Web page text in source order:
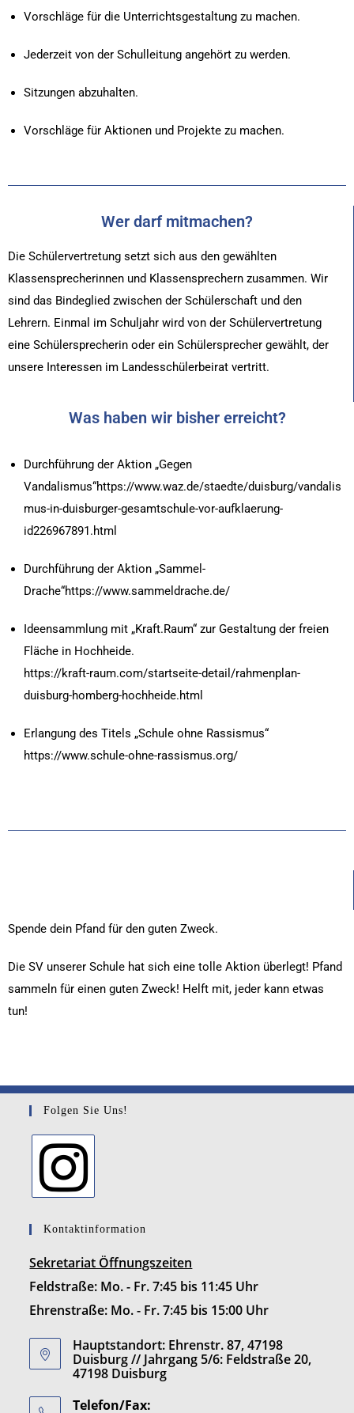
Vorschläge für die Unterrichtsgestaltung zu machen.
Jederzeit von der Schulleitung angehört zu werden.
Sitzungen abzuhalten.
Vorschläge für Aktionen und Projekte zu machen.
Wer darf mitmachen?
Die Schülervertretung setzt sich aus den gewählten
Klassensprecherinnen und Klassensprechern zusammen. Wir
sind das Bindeglied zwischen der Schülerschaft und den
Lehrern. Einmal im Schuljahr wird von der Schülervertretung
eine Schülersprecherin oder ein Schülersprecher gewählt, der
unsere Interessen im Landesschülerbeirat vertritt.
Was haben wir bisher erreicht?
Durchführung der Aktion „Gegen
Vandalismus“https://www.waz.de/staedte/duisburg/vandalis
mus-in-duisburger-gesamtschule-vor-aufklaerung-
id226967891.html
Durchführung der Aktion „Sammel-
Drache“https://www.sammeldrache.de/
Ideensammlung mit „Kraft.Raum“ zur Gestaltung der freien
Fläche in Hochheide.
https://kraft-raum.com/startseite-detail/rahmenplan-
duisburg-homberg-hochheide.html
Erlangung des Titels „Schule ohne Rassismus“
https://www.schule-ohne-rassismus.org/
Spende dein Pfand für den guten Zweck.
Die SV unserer Schule hat sich eine tolle Aktion überlegt! Pfand
sammeln für einen guten Zweck! Helft mit, jeder kann etwas
tun!
Folgen Sie Uns!
Kontaktinformation
Sekretariat Öffnungszeiten
Feldstraße: Mo. - Fr. 7:45 bis 11:45 Uhr
Ehrenstraße: Mo. - Fr. 7:45 bis 15:00 Uhr
Hauptstandort: Ehrenstr. 87, 47198
Duisburg // Jahrgang 5/6: Feldstraße 20,
47198 Duisburg
Telefon/Fax: